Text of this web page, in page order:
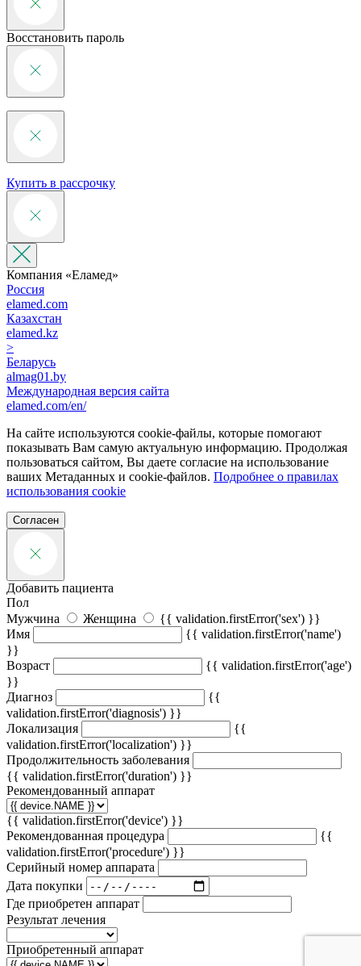
Восстановить пароль
Купить в рассрочку
Компания «‎Еламед»
Россия
elamed.com
Казахстан
elamed.kz
>
Беларусь
almag01.by
Международная версия сайта
elamed.com/en/
На сайте используются cookie-файлы, которые помогают
показывать Вам самую актуальную информацию. Продолжая
пользоваться сайтом, Вы даете согласие на использование
ваших Метаданных и cookie-файлов. Подробнее о правилах
использования cookie
Согласен
Добавить пациента
Пол
Мужчина
Женщина
{{ validation.firstError('sex') }}
Имя
{{ validation.firstError('name')
}}
Возраст
{{ validation.firstError('age')
}}
Диагноз
{{
validation.firstError('diagnosis') }}
Локализация
{{
validation.firstError('localization') }}
Продолжительность заболевания
{{ validation.firstError('duration') }}
Рекомендованный аппарат
{{ validation.firstError('device') }}
Рекомендованная процедура
{{
validation.firstError('procedure') }}
Серийный номер аппарата
Дата покупки
Где приобретен аппарат
Результат лечения
Приобретенный аппарат